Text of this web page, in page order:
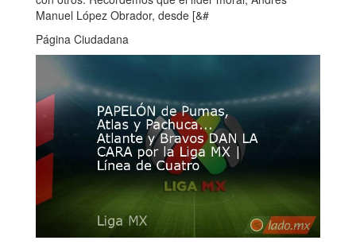
Manuel López Obrador, desde [&#
Página Ciudadana